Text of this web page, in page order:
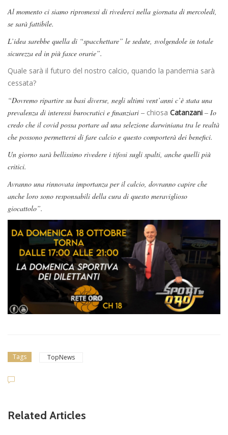
Al momento ci siamo ripromessi di rivederci nella giornata di mercoledì,
se sarà fattibile.
L’idea sarebbe quella di “spacchettare” le sedute, svolgendole in totale
sicurezza ed in più fasce orarie”.
Quale sarà il futuro del nostro calcio, quando la pandemia sarà
cessata?
“Dovremo ripartire su basi diverse, negli ultimi vent’anni c’è stata una
prevalenza di interessi burocratici e finanziari – chiosa Catanzani – Io
credo che il covid possa portare ad una selezione darwiniana tra le realtà
che possono permettersi di fare calcio e questo comporterà dei benefici.
Un giorno sarà bellissimo rivedere i tifosi sugli spalti, anche quelli più
critici.
Avranno una rinnovata importanza per il calcio, dovranno capire che
anche loro sono responsabili della cura di questo meraviglioso
giocattolo”.
Tags TopNews
Related Articles